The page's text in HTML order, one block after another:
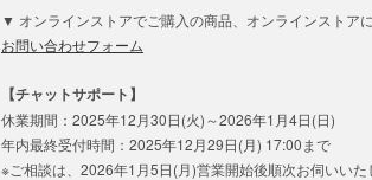
▼ オンラインストアでご購入の商品、オンラインストア
お問い合わせフォーム
【チャットサポート】
休業期間：2025年12月30日(火)～2026年1月4日(日)
年内最終受付時間：2025年12月29日(月) 17:00まで
※ご相談は、2026年1月5日(月)営業開始後順次お伺いいた